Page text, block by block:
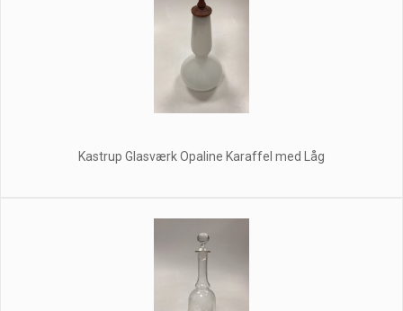
Kastrup Glasværk Opaline Karaffel med Låg